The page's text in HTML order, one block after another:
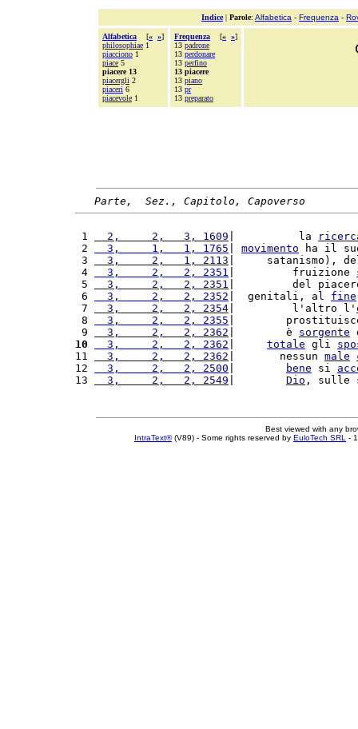
Indice| Parole: Alfabetica - Frequenza -
Alfabetica [« »]
philosophiae 1
piacciono 1
piace 5
piacere 13
piacergli 2
piaceri 6
piacevole 1
Frequenza [« »]
13 padrone
13 perdonare
13 perfino
13 piacere
13 piano
13 pr
13 preparato
Parte,  Sez., Capitolo, Capoverso
1
  2,     2,   3, 1609
|          la
2
  3,     1,   1, 1765
movimento ha il
3
  3,     2,   1, 2113
|     satanismo),
4
  3,     2,   2, 2351
|         fruizione
5
  3,     2,   2, 2351
|         del
6
  3,     2,   2, 2352
|  genitali, al fine
7
  3,     2,   2, 2354
|         l'altro l'
8
  3,     2,   2, 2355
|
9
  3,     2,   2, 2362
|        è sorgente
10
  3,     2,   2, 2362
totale gli
11
  3,     2,   2, 2362
|       nessun male
12
  3,     2,   2, 2500
bene si
13
  3,     2,   2, 2549
Dio , sulle
Best viewed with any
IntraText®(V89) - Some rights reserved by EuloTech SRL -